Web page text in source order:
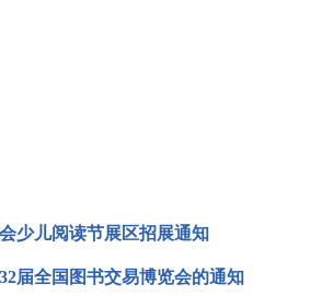
少儿阅读节展区招展通知
届全国图书交易博览会的通知